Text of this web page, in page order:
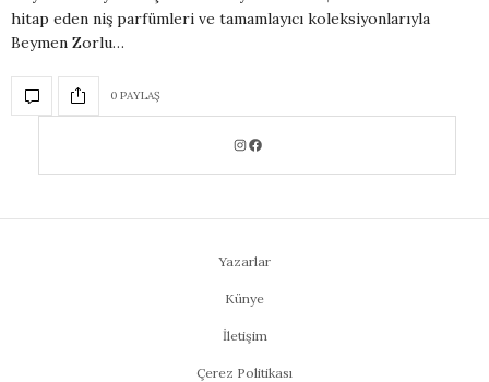
hitap eden niş parfümleri ve tamamlayıcı koleksiyonlarıyla
Beymen Zorlu…
0 PAYLAŞ
Yazarlar
Künye
İletişim
Çerez Politikası